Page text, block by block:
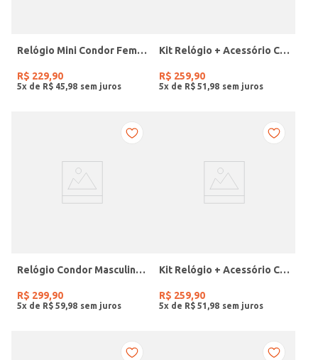
Relógio Mini Condor Feminino DOURADO
R$ 229,90
5x de R$ 45 98
Kit Relógio + Acessório Condor Feminino DOURADO
R$ 259,90
5x de R$ 51 98
Relógio Condor Masculino PRETO
R$ 299,90
5x de R$ 59 98
Kit Relógio + Acessório Condor Feminino DOURADO
R$ 259,90
5x de R$ 51 98